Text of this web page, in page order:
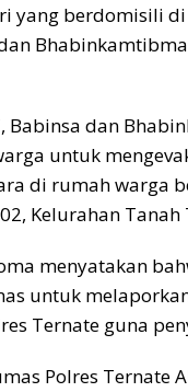
yang berdomisili
Babinsa dan
untuk
di rumah warga
Kelurahan Tanah
menyatakan
untuk
Ternate guna
Polres Ternate